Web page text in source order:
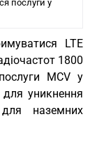
послуги у
LTE
1800
MCV у
для уникнення
наземних